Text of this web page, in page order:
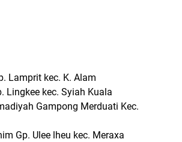
Lamprit kec. K. Alam
Lingkee kec. Syiah Kuala
Gampong Merduati Kec.
Gp. Ulee lheu kec. Meraxa